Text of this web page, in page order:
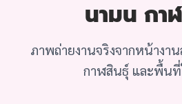
นามน กา
ภาพถ่ายงานจริงจากหน้างา
กาฬสินธุ์ และพื้นที่